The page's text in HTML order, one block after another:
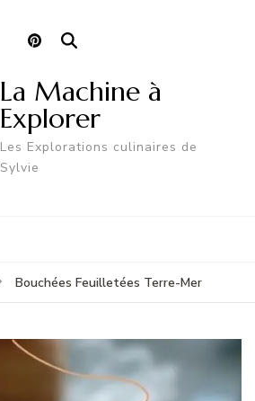
La Machine à
Explorer
Les Explorations culinaires de
Sylvie
Bouchées Feuilletées Terre-Mer